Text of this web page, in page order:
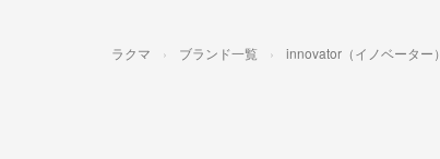
ラクマ ブランド一覧 innovator（イノベーター）